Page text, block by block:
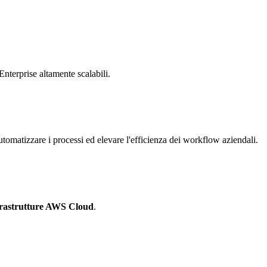
altamente scalabili.
i processi ed elevare l'efficienza dei workflow aziendali.
AWS Cloud.